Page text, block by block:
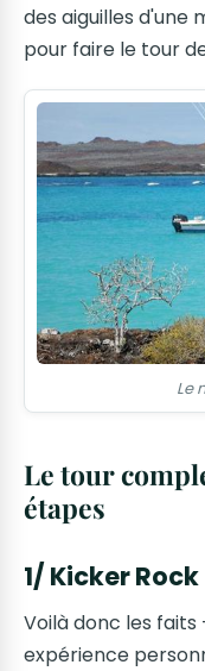
des aiguilles d'une
pour faire le tour
Le
Le tour
étapes
1/ Kicker Rock
Voilà donc les
expérience